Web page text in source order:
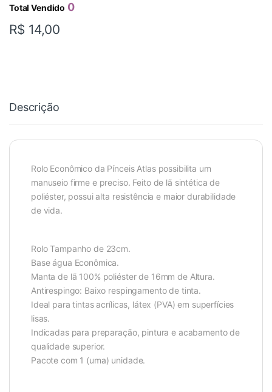
Total Vendido 0
R$ 14,00
Descrição
Rolo Econômico da Pínceis Atlas possibilita um
manuseio firme e preciso. Feito de lã sintética de
poliéster, possui alta resistência e maior durabilidade
de vida.
Rolo Tampanho de 23cm.
Base água Econômica.
Manta de lã 100% poliéster de 16mm de Altura.
Antirespingo: Baixo respingamento de tinta.
Ideal para tintas acrílicas, látex (PVA) em superfícies
lisas.
Indicadas para preparação, pintura e acabamento de
qualidade superior.
Pacote com 1 (uma) unidade.